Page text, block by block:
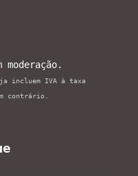
incluem IVA à taxa
contrário.